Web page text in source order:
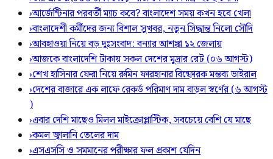
›আর্জেন্টিনার পরবর্তী ম্যাচ কবে? বাংলাদেশ সময় কখন হবে খেলা
›বাংলাদেশী কর্মীদের জন্য বিশাল সুখবর, নতুন সিদ্ধান্ত নিলো সৌদি
›আবহাওয়া নিয়ে বড় দুঃসংবাদ: বন্যার আশঙ্কা ১২ জেলায়
›আজকে বাংলাদেশি টাকায় সকল দেশের মুদ্রার রেট (০৬ আগস্ট)
›শেখ হাসিনার ফেরা নিয়ে রুমিন ফারহানার বিষ্ফোরক মন্তব্য ভাইরাল
›দেশের বাজারে এক লাফে রেকর্ড পরিমাণ দাম বাড়ল স্বর্ণের (৬ আগস্ট
)
›এবার দেশি মাছেও মিলল মাইক্রোপ্লাস্টিক, সবচেয়ে বেশি যে মাছে
›কমল জ্বালানি তেলের দাম
›এসএসসি ও সমমানের পরীক্ষার ফল প্রকাশ যেদিন